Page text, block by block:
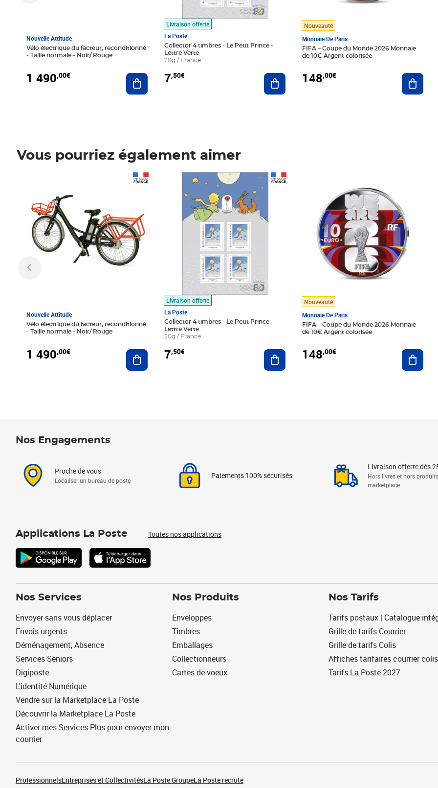
Nouvelle Attitude
Vélo électrique du facteur, reconditionné
- Taille normale - Noir/ Rouge
1 490,00€ Ajouter au panier
Livraison offerte
La Poste
Collector 4 timbres - Le Petit Prince -
Lettre Verte
20g / France
7,50€ Ajouter au panier
Nouveauté
Monnaie De Paris
FIFA – Coupe du Monde 2026 Monnaie
de 10€ Argent colorisée
148,00€
Vous pourriez également aimer
Nouvelle Attitude
Vélo électrique du facteur, reconditionné
- Taille normale - Noir/ Rouge
1 490,00€ Ajouter au panier
Livraison offerte
La Poste
Collector 4 timbres - Le Petit Prince -
Lettre Verte
20g / France
7,50€
Prix 7,50€
Ajouter au panier
Nouveauté
Monnaie De Paris
FIFA – Coupe du Monde 2026 Monnaie
de 10€ Argent colorisée
148,00€
Nos Engagements
Proche de vous
Localiser un bureau de poste
Paiements 100% sécurisés
Livraison offerte dès
Hors livres et hors produits
marketplace
Applications La Poste Toutes nos applications
Nos Services
Envoyer sans vous déplacer
Envois urgents
Déménagement, Absence
Services Seniors
Digiposte
L'identité Numérique
Vendre sur la Marketplace La Poste
Découvrir la Marketplace La Poste
Activer mes Services Plus pour envoyer mon
courrier
Nos Produits
Enveloppes
Timbres
Emballages
Collectionneurs
Cartes de voeux
Nos Tarifs
Tarifs postaux | Catalogue
Grille de tarifs Courrier
Grille de tarifs Colis
Affiches tarifaires courrier colis
Tarifs La Poste 2027
ProfessionnelsEntreprises et CollectivitésLa Poste GroupeLa Poste recrute